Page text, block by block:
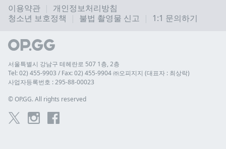
이용약관
개인정보처리방침
청소년 보호정책
불법 촬영물 신고 1:1 문의하기
서울특별시 강남구 테헤란로 507 1층, 2층
Tel: 02) 455-9903 / Fax: 02) 455-9904 ㈜오피지지 (대표자 : 최상락)
사업자등록번호 : 295-88-00023
© OP.GG. All rights reserved